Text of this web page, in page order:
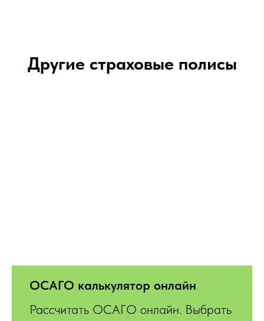
Другие страховые полисы
ОСАГО калькулятор онлайн
Рассчитать ОСАГО онлайн. Выбрать